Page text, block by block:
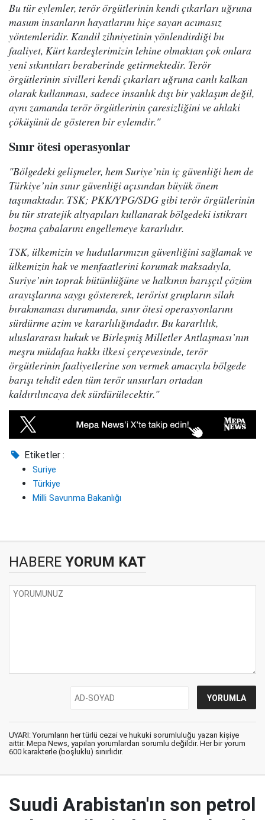
Bu tür eylemler, terör örgütlerinin kendi çıkarları uğruna
masum insanların hayatlarını hiçe sayan acımasız
yöntemleridir. Kandil zihniyetinin yönlendirdiği bu
faaliyet, Kürt kardeşlerimizin lehine olmaktan çok onlara
yeni sıkıntıları beraberinde getirmektedir. Terör
örgütlerinin sivilleri kendi çıkarları uğruna canlı kalkan
olarak kullanması, sadece insanlık dışı bir yaklaşım değil,
aynı zamanda terör örgütlerinin çaresizliğini ve ahlaki
çöküşünü de gösteren bir eylemdir."
Sınır ötesi operasyonlar
"Bölgedeki gelişmeler, hem Suriye’nin iç güvenliği hem de
Türkiye’nin sınır güvenliği açısından büyük önem
taşımaktadır. TSK; PKK/YPG/SDG gibi terör örgütlerinin
bu tür stratejik altyapıları kullanarak bölgedeki istikrarı
bozma çabalarını engellemeye kararlıdır.
TSK, ülkemizin ve hudutlarımızın güvenliğini sağlamak ve
ülkemizin hak ve menfaatlerini korumak maksadıyla,
Suriye’nin toprak bütünlüğüne ve halkının barışçıl çözüm
arayışlarına saygı göstererek, terörist grupların silah
bırakmaması durumunda, sınır ötesi operasyonlarını
sürdürme azim ve kararlılığındadır. Bu kararlılık,
uluslararası hukuk ve Birleşmiş Milletler Antlaşması’nın
meşru müdafaa hakkı ilkesi çerçevesinde, terör
örgütlerinin faaliyetlerine son vermek amacıyla bölgede
barışı tehdit eden tüm terör unsurları ortadan
kaldırılıncaya dek sürdürülecektir."
Etiketler :
Suriye
Türkiye
Milli Savunma Bakanlığı
HABERE YORUM KAT
UYARI: Yorumların her türlü cezai ve hukuki sorumluluğu yazan kişiye
aittir. Mepa News, yapılan yorumlardan sorumlu değildir. Her bir yorum
600 karakterle (boşluklu) sınırlıdır.
Suudi Arabistan'ın son petrol